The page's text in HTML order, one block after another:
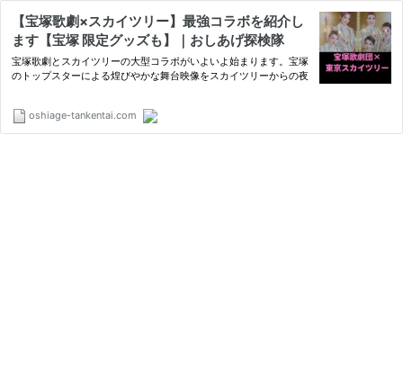
【宝塚歌劇×スカイツリー】最強コラボを紹介し
ます【宝塚 限定グッズも】｜おしあげ探検隊
宝塚歌劇とスカイツリーの大型コラボがいよいよ始まります。宝塚
のトップスターによる煌びやかな舞台映像をスカイツリーからの夜
oshiage-tankentai.com